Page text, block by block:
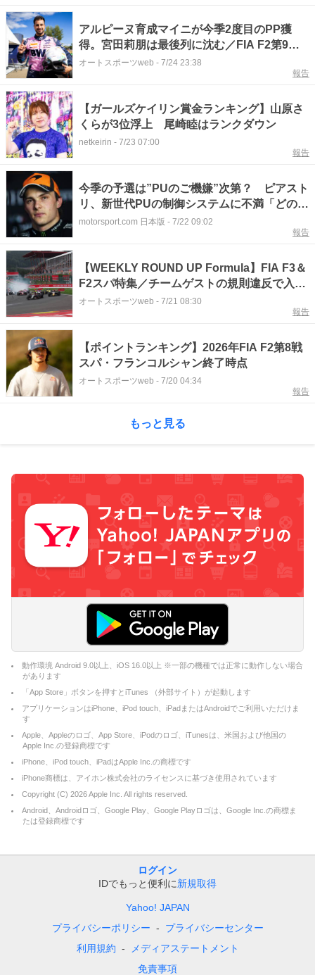
アルピーヌ育成マイニが今季2度目のPP獲
得。宮田莉朋は最後列に沈む／FIA F2第9戦
予選
オートスポーツweb - 7/24 23:38
報告
【ガールズケイリン賞金ランキング】山原さ
くらが3位浮上 尾崎睦はランクダウン
netkeirin - 7/23 07:00
報告
今季の予選は”PUのご機嫌”次第？ ピアスト
リ、新世代PUの制御システムに不満「どのエ
ンジンにも共通する問題。最悪だよ」
motorsport.com 日本版 - 7/22 09:02
報告
【WEEKLY ROUND UP Formula】FIA F3＆
F2スパ特集／チームゲストの規則違反で入賞
ドライバーに失格の裁定下る
オートスポーツweb - 7/21 08:30
報告
【ポイントランキング】2026年FIA F2第8戦
スパ・フランコルシャン終了時点
オートスポーツweb - 7/20 04:34
報告
もっと見る
動作環境 Android 9.0以上、iOS 16.0以上 ※一部の機種では正常に動作しない場合
があります
「App Store」ボタンを押すとiTunes （外部サイト）が起動します
アプリケーションはiPhone、iPod touch、iPadまたはAndroidでご利用いただけま
す
Apple、Appleのロゴ、App Store、iPodのロゴ、iTunesは、米国および他国の
Apple Inc.の登録商標です
iPhone、iPod touch、iPadはApple Inc.の商標です
iPhone商標は、アイホン株式会社のライセンスに基づき使用されています
Copyright (C) 2026Apple Inc. All rights reserved.
Android、Androidロゴ、Google Play、Google Playロゴは、Google Inc.の商標ま
たは登録商標です
ログイン
IDでもっと便利に新規取得
Yahoo! JAPAN
プライバシーポリシー
プライバシーセンター
利用規約
メディアステートメント
免責事項